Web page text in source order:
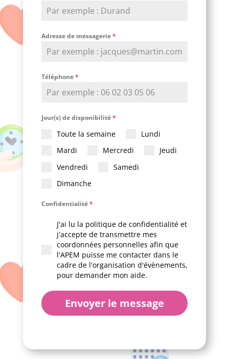
Adresse de messagerie*
Téléphone*
Jour(s) de disponibilité*
Toute la semaine
Lundi
Mardi
Mercredi
Jeudi
Vendredi
Samedi
Dimanche
Confidentialité*
J'ai lu la politique de confidentialité et
j'accepte de transmettre mes
coordonnées personnelles afin que
l'APEM puisse me contacter dans le
cadre de l'organisation d'évènements,
pour demander mon aide.
Envoyer le message